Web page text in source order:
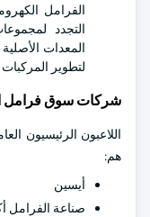
الفرامل
التجدد
المعدات الأصلية
لتطوير المركبات
شركات سوق فرامل
اللاعبون الرئيسيون
هم:
أيسين
صناعة الفرامل